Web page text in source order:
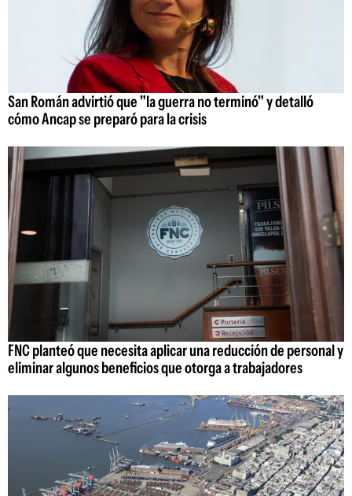
San Román advirtió que "la guerra no terminó" y detalló
cómo Ancap se preparó para la crisis
FNC planteó que necesita aplicar una reducción de personal y
eliminar algunos beneficios que otorga a trabajadores